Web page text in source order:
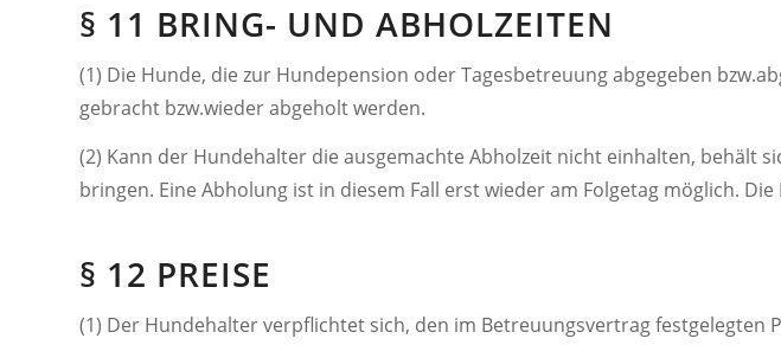
§ 11 BRING- UND ABHOLZEITEN
(1) Die Hunde, die zur Hundepension oder Tagesbetreuung abgegeben
gebracht bzw.wieder abgeholt werden.
(2) Kann der Hundehalter die ausgemachte Abholzeit nicht einhalten, behält
bringen. Eine Abholung ist in diesem Fall erst wieder am Folgetag möglich.
§ 12 PREISE
(1) Der Hundehalter verpflichtet sich, den im Betreuungsvertrag festgelegten